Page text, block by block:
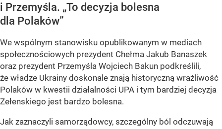
i Przemyśla. „To decyzja bolesna
dla Polaków”
We wspólnym stanowisku opublikowanym w mediach
społecznościowych prezydent Chełma Jakub Banaszek
oraz prezydent Przemyśla Wojciech Bakun podkreślili,
że władze Ukrainy doskonale znają historyczną wrażliwość
Polaków w kwestii działalności UPA i tym bardziej decyzja
Zełenskiego jest bardzo bolesna.
Jak zaznaczyli samorządowcy, szczególny ból odczuwają